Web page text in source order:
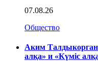
07.08.26
Общество
Аким
алқа» и «Күміс